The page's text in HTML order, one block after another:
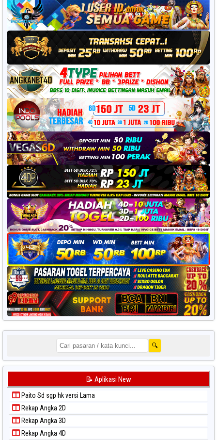
🔍
📝 Aplikasi New
Paito Sd sgp hk versi Lama
Rekap Angka 2D
Rekap Angka 3D
Rekap Angka 4D